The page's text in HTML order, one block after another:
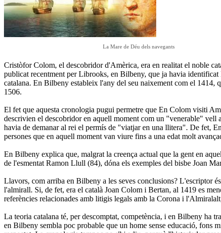
La Mare de Déu dels navegants
Cristòfor Colom, el descobridor d'Amèrica, era en realitat el noble
publicat recentment per Librooks, en Bilbeny, que ja havia
catalana. En Bilbeny estableix l'any del seu naixement com el 1414,
1506.
El fet que aquesta cronologia pugui permetre que En Colom visiti
descrivien el descobridor en aquell moment com un "venerable" vell
havia de demanar al rei el permís de "viatjar en una llitera". De fet,
persones que en aquell moment van viure fins a una edat molt
En Bilbeny explica que, malgrat la creença actual que la gent en
de l'esmentat Ramon Llull (84), dóna els exemples del bisbe Joan
Llavors, com arriba en Bilbeny a les seves conclusions? L'escriptor
l'almirall. Si, de fet, era el català Joan Colom i Bertan, al 1419 es
referències relacionades amb litigis legals amb la Corona i
La teoria catalana té, per descomptat, competència, i en Bilbeny ha
en Bilbeny sembla poc probable que un home sense educació, fons